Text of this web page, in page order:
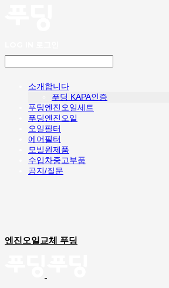
소개합니다
푸딩 KAPA인증
푸딩엔진오일세트
푸딩엔진오일
오일필터
에어필터
모빌원제품
수입차중고부품
공지/질문
엔진오일교체 푸딩